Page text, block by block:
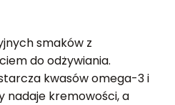
smaków z
do odżywiania.
kwasów omega-3 i
nadaje kremowości, a